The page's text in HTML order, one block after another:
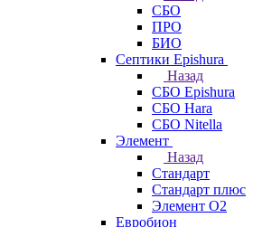
СБО
ПРО
БИО
Септики Epishura
Назад
СБО Epishura
СБО Hara
СБО Nitella
Элемент
Назад
Стандарт
Стандарт плюс
Элемент О2
Евробион